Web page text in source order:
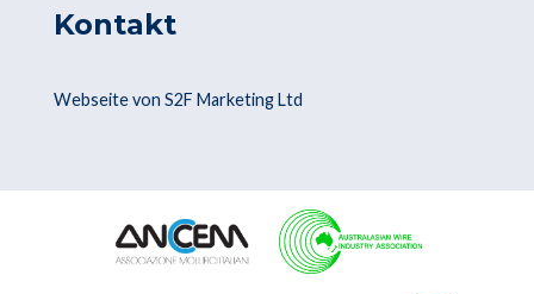
Kontakt
Webseite von S2F Marketing Ltd